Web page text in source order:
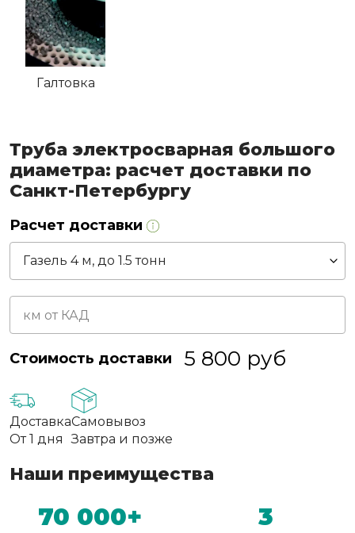
Галтовка
Труба электросварная большого
диаметра: расчет доставки по
Санкт-Петербургу
Расчет доставки
Стоимость доставки 5 800 руб
Доставка
От 1 дня
Самовывоз
Завтра и позже
Наши преимущества
70 000+ 3